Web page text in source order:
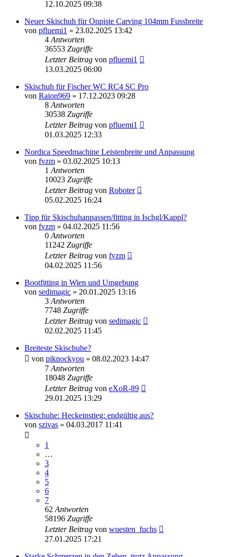
12.10.2025 09:38
Neuer Skischuh für Onpiste Carving 104mm Fussbreite
von pfluemi1 » 23.02.2025 13:42
4 Antworten
36553 Zugriffe
Letzter Beitrag von pfluemi1
13.03.2025 06:00
Skischuh für Fischer WC RC4 SC Pro
von Raion969 » 17.12.2023 09:28
8 Antworten
30538 Zugriffe
Letzter Beitrag von pfluemi1
01.03.2025 12:33
Nordica Speedmachine Leistenbreite und Anpassung
von fvzm » 03.02.2025 10:13
1 Antworten
10023 Zugriffe
Letzter Beitrag von Roboter
05.02.2025 16:24
Tipp für Skischuhanpassen/fitting in Ischgl/Kappl?
von fvzm » 04.02.2025 11:56
0 Antworten
11242 Zugriffe
Letzter Beitrag von fvzm
04.02.2025 11:56
Bootfitting in Wien und Umgebung
von sedimagic » 20.01.2025 13:16
3 Antworten
7748 Zugriffe
Letzter Beitrag von sedimagic
02.02.2025 11:45
Breiteste Skischuhe?
von piknockyou » 08.02.2023 14:47
7 Antworten
18048 Zugriffe
Letzter Beitrag von eXoR-89
29.01.2025 13:29
Skischuhe: Heckeinstieg: endgültig aus?
von szivas » 04.03.2017 11:41
1
…
3
4
5
6
7
62 Antworten
58196 Zugriffe
Letzter Beitrag von wuesten_fuchs
27.01.2025 17:21